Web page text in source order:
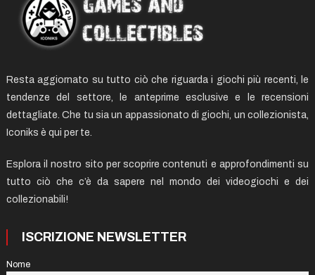
Resta aggiornato su tutto ciò che riguarda i giochi più recenti, le
tendenze del settore, le anteprime esclusive e le recensioni
dettagliate. Che tu sia un appassionato di giochi, un collezionista,
Iconiks è qui per te.
Esplora il nostro sito per scoprire contenuti e approfondimenti su
tutto ciò che c’è da sapere nel mondo dei videogiochi e dei
collezionabili!
ISCRIZIONE NEWSLETTER
Nome